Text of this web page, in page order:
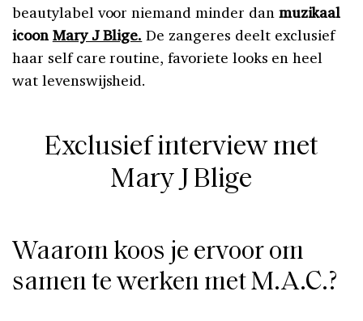
beautylabel voor niemand minder dan muzikaal
icoon Mary J Blige. De zangeres deelt exclusief
haar self care routine, favoriete looks en heel
wat levenswijsheid.
Exclusief interview met
Mary J Blige
Waarom koos je ervoor om
samen te werken met M.A.C.?